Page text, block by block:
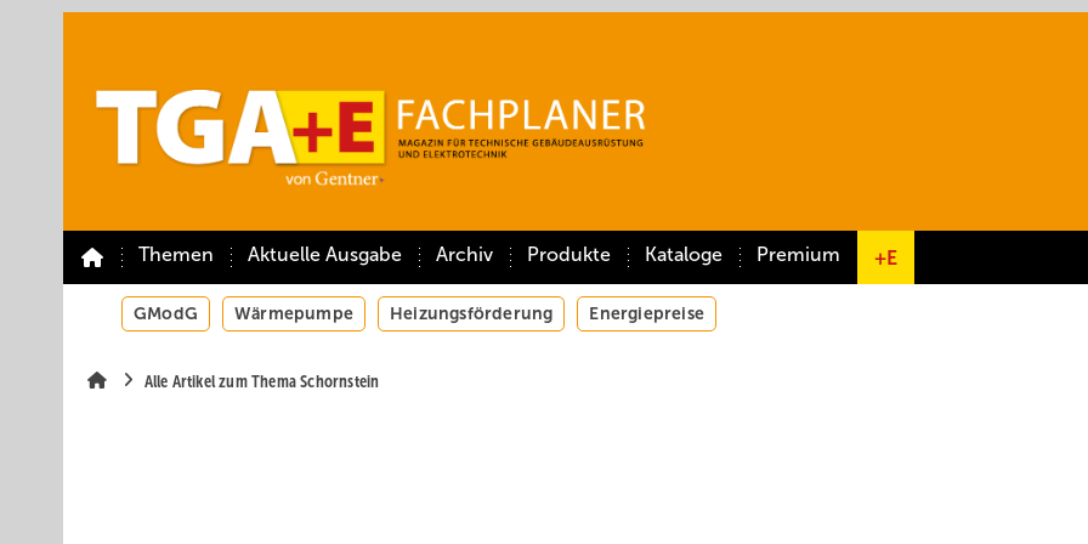
Themen Aktuelle Ausgabe Archiv Produkte Kataloge Premium +E
GModG Wärmepumpe Heizungsförderung Energiepreise
Alle Artikel zum Thema Schornstein